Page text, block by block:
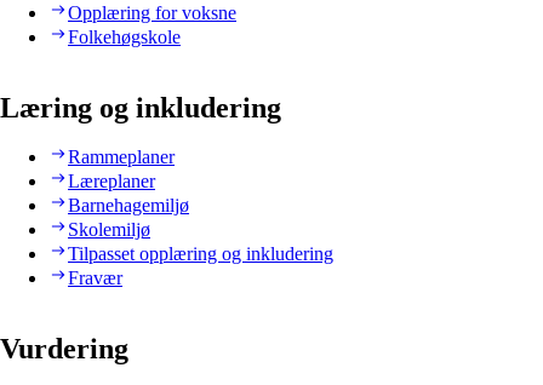
Opplæring for voksne
Folkehøgskole
Læring og inkludering
Rammeplaner
Læreplaner
Barnehagemiljø
Skolemiljø
Tilpasset opplæring og inkludering
Fravær
Vurdering